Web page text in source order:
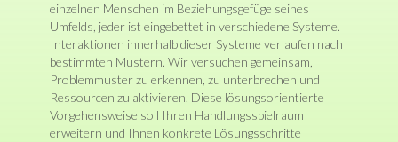
einzelnen Menschen im Beziehungsgefüge seines
Umfelds, jeder ist eingebettet in verschiedene Systeme.
Interaktionen innerhalb dieser Systeme verlaufen nach
bestimmten Mustern. Wir versuchen gemeinsam,
Problemmuster zu erkennen, zu unterbrechen und
Ressourcen zu aktivieren. Diese lösungsorientierte
Vorgehensweise soll Ihren Handlungsspielraum
erweitern und Ihnen konkrete Lösungsschritte